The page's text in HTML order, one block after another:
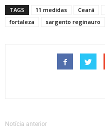
TAGS 11 medidas Ceará
fortaleza
sargento reginauro
Notícia anterior